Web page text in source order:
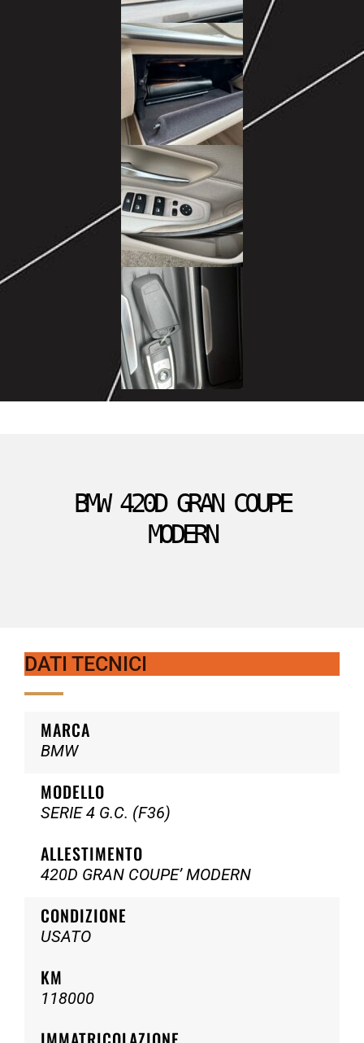
BMW 420D GRAN COUPE
MODERN
DATI TECNICI
MARCA
BMW
MODELLO
SERIE 4 G.C. (F36)
ALLESTIMENTO
420D GRAN COUPE’ MODERN
CONDIZIONE
USATO
KM
118000